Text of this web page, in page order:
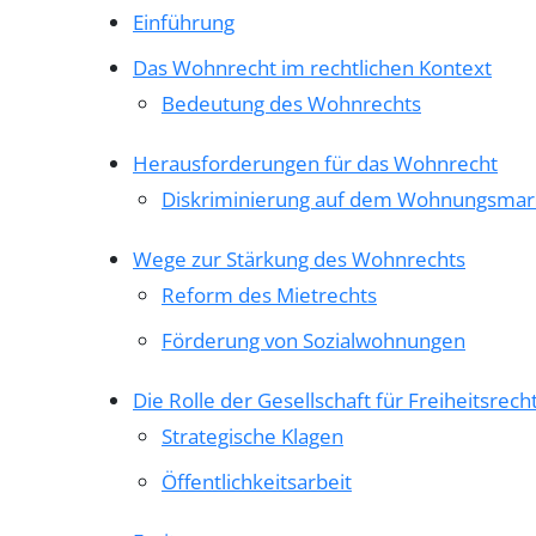
Einführung
Das Wohnrecht im rechtlichen Kontext
Bedeutung des Wohnrechts
Herausforderungen für das Wohnrecht
Diskriminierung auf dem
Wege zur Stärkung des Wohnrechts
Reform des Mietrechts
Förderung von Sozialwohnungen
Die Rolle der Gesellschaft für
Strategische Klagen
Öffentlichkeitsarbeit